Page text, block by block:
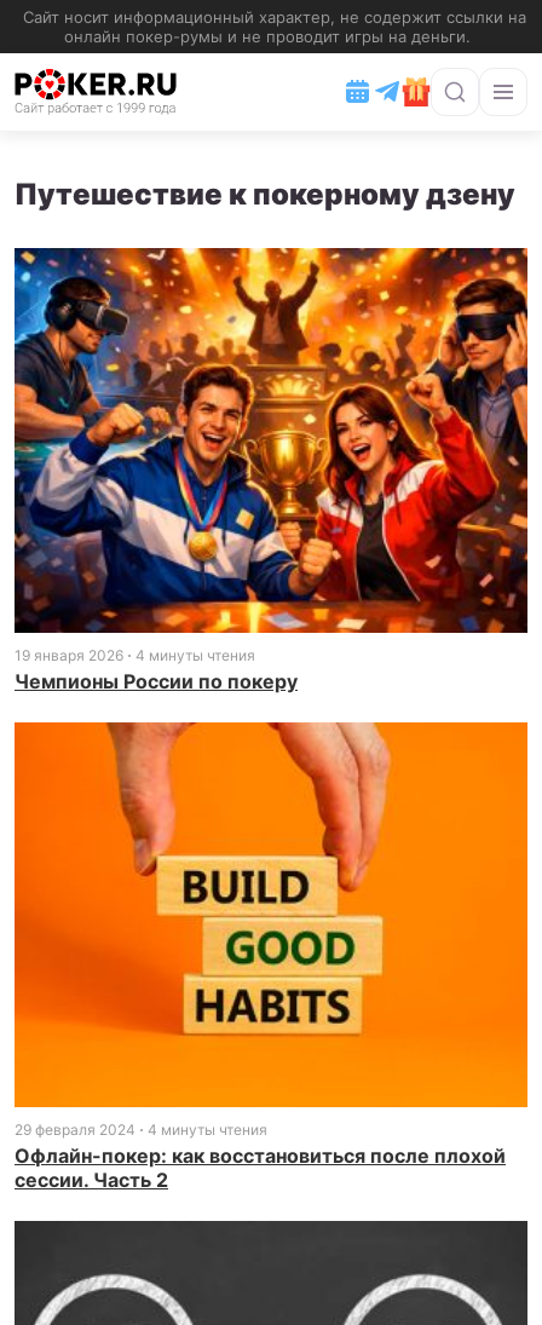
Путешествие к покерному дзену
19 января 2026 4 минуты чтения
Чемпионы России по покеру
29 февраля 2024 4 минуты чтения
Офлайн-покер: как восстановиться после плохой
сессии. Часть 2